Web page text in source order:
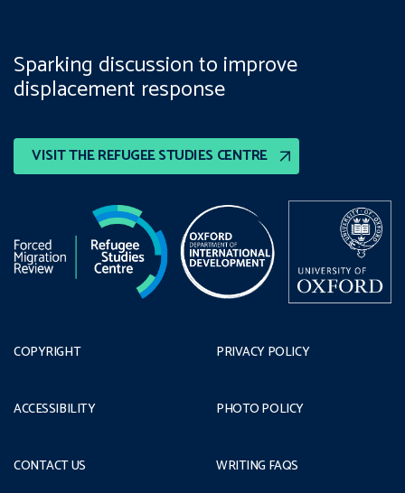
VISIT THE REFUGEE STUDIES CENTRE
Sparking discussion to improve
displacement response
COPYRIGHT
ACCESSIBILITY
CONTACT US
PRIVACY POLICY
PHOTO POLICY
WRITING FAQS